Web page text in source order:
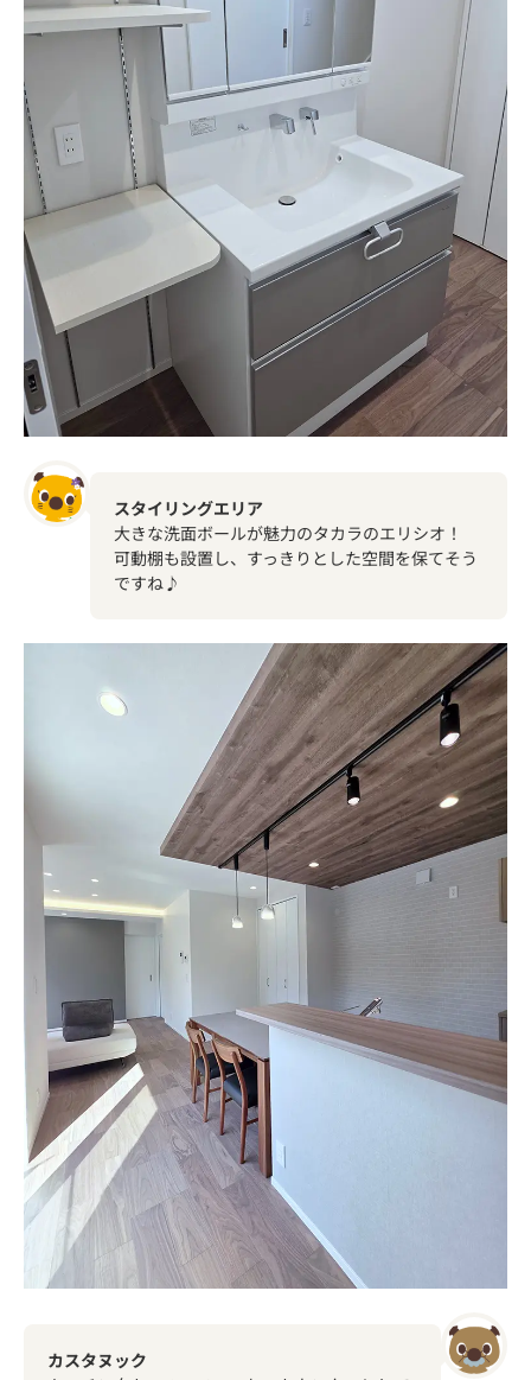
スタイリングエリア
大きな洗面ボールが魅力のタカラのエリシオ！
可動棚も設置し、すっきりとした空間を保てそう
ですね♪
カスタヌック